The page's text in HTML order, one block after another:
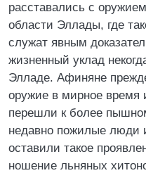
расставались с
области Эллады, где
служат явным
жизненный уклад
Элладе. Афиняне
оружие в мирное время
перешли к более
недавно пожилые люди
оставили такое
ношение льняных